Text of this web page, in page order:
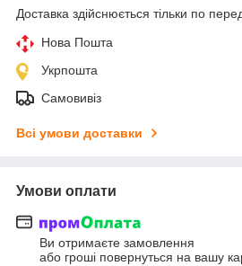
Доставка здійснюється тільки по
Нова Пошта
Укрпошта
Самовивіз
Всі умови доставки
Умови оплати
Ви отримаєте замовлення
або гроші повернуться на вашу